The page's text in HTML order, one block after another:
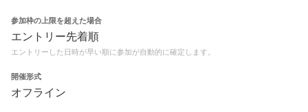
参加枠の上限を超えた場合
エントリー先着順
エントリーした日時が早い順に参加が自動的に確定します。
開催形式
オフライン